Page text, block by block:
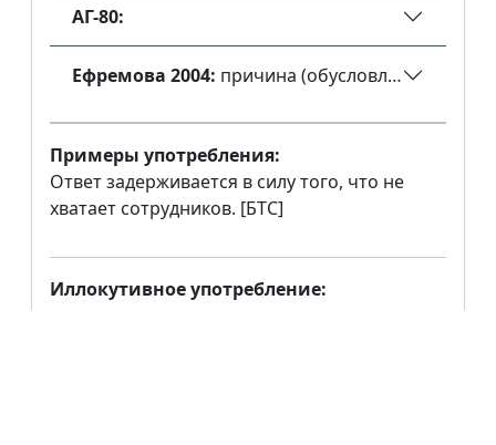
АГ-80:
Ефремова 2004: причина (обусловливающая
Примеры употребления:
Ответ задерживается в силу того, что не
хватает сотрудников. [БТС]
Иллокутивное употребление: